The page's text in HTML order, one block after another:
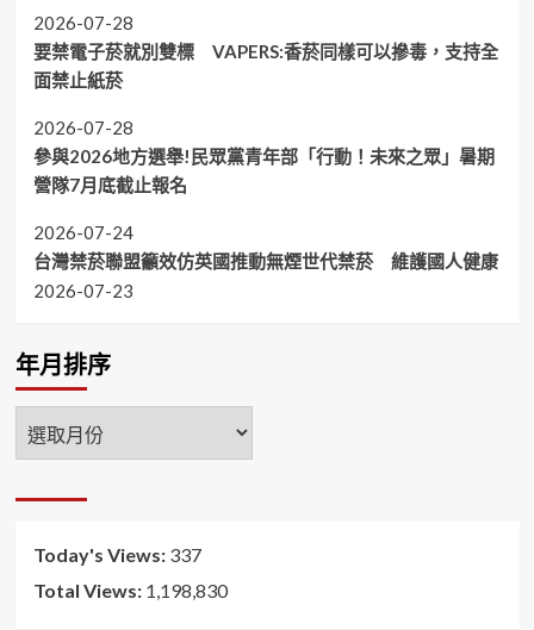
2026-07-28
要禁電子菸就別雙標 VAPERS:香菸同樣可以摻毒，支持全
面禁止紙菸
2026-07-28
參與2026地方選舉!民眾黨青年部「行動！未來之眾」暑期
營隊7月底截止報名
2026-07-24
台灣禁菸聯盟籲效仿英國推動無煙世代禁菸 維護國人健康
2026-07-23
年月排序
年
月
Today's Views: 337
Total Views: 1,198,830